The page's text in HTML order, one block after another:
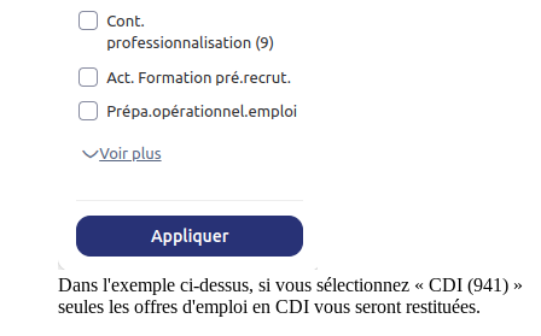
Dans l'exemple ci-dessus, si vous sélectionnez « CDI (941) »
seules les offres d'emploi en CDI vous seront restituées.